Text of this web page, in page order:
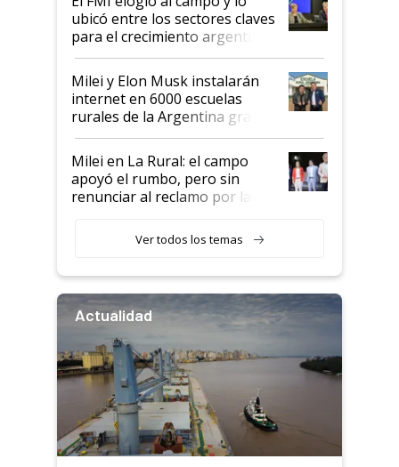
ubicó entre los sectores claves
para el crecimiento argentino
Milei y Elon Musk instalarán
internet en 6000 escuelas
rurales de la Argentina gracias
a un acuerdo con Starlink
Milei en La Rural: el campo
apoyó el rumbo, pero sin
renunciar al reclamo por las
Ver todos los temas
Actualidad